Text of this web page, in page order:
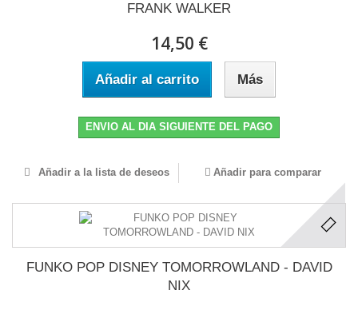
FRANK WALKER
14,50 €
Añadir al carrito Más
ENVIO AL DIA SIGUIENTE DEL PAGO
Añadir a la lista de deseos Añadir para comparar
FUNKO POP DISNEY TOMORROWLAND - DAVID
NIX